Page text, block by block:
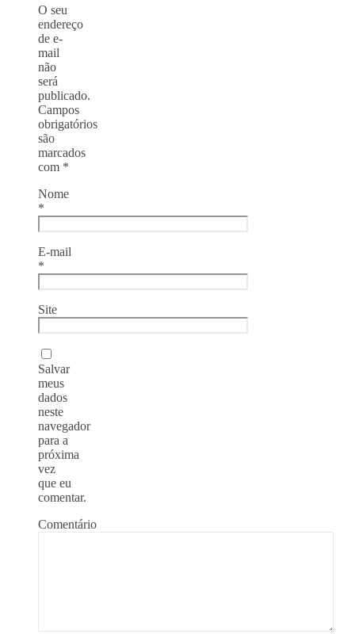
O seu
endereço
de e-
mail
não
será
publicado.
Campos
obrigatórios
são
marcados
com *
Nome
*
E-mail
*
Site
Salvar
meus
dados
neste
navegador
para a
próxima
vez
que eu
comentar.
Comentário